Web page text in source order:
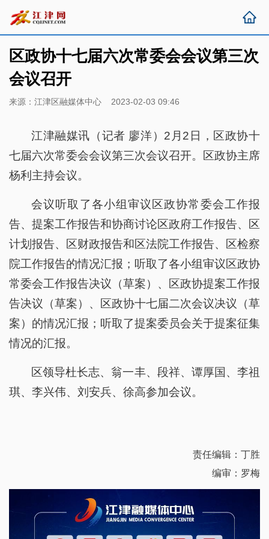
区政协十七届六次常委会会议第三次
会议召开
来源：江津区融媒体中心 2023-02-03 09:46
江津融媒讯（记者 廖洋）2月2日，区政协十
七届六次常委会会议第三次会议召开。区政协主席
杨利主持会议。
会议听取了各小组审议区政协常委会工作报
告、提案工作报告和协商讨论区政府工作报告、区
计划报告、区财政报告和区法院工作报告、区检察
院工作报告的情况汇报；听取了各小组审议区政协
常委会工作报告决议（草案）、区政协提案工作报
告决议（草案）、区政协十七届二次会议决议（草
案）的情况汇报；听取了提案委员会关于提案征集
情况的汇报。
区领导杜长志、翁一丰、段祥、谭厚国、李祖
琪、李兴伟、刘安兵、徐高参加会议。
责任编辑：丁胜
编审：罗梅